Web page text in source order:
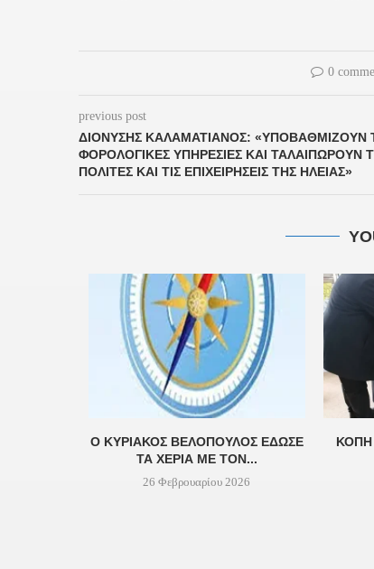
0
previous post
ΔΙΟΝΎΣΗΣ ΚΑΛΑΜΑΤΙΑΝΌΣ: «ΥΠΟΒΑΘΜΊΖΟΥΝ
ΦΟΡΟΛΟΓΙΚΈΣ ΥΠΗΡΕΣΊΕΣ ΚΑΙ ΤΑΛΑΙΠΩΡΟΎΝ
ΠΟΛΊΤΕΣ ΚΑΙ ΤΙΣ ΕΠΙΧΕΙΡΉΣΕΙΣ ΤΗΣ ΗΛΕΊΑΣ»
Ο ΚΥΡΙΆΚΟΣ ΒΕΛΌΠΟΥΛΟΣ ΈΔΩΣΕ
ΤΑ ΧΈΡΙΑ ΜΕ ΤΟΝ...
26 Φεβρουαρίου 2026
ΚΟΠΗ